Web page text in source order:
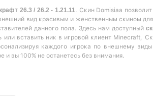
26.3 / 26.2 - 1.21.11 . Скин Domisiaa
вид красивым и женственным скином
данного пола. Здесь нам доступный
вставить ник в игровой клиент Minecraft,
каждого игрока по внешнему
и вы 100% не останетесь без внимания.